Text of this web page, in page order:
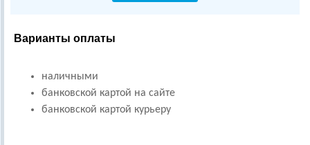
Варианты оплаты
наличными
банковской картой на сайте
банковской картой курьеру